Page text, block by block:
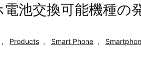
池交換可能機種の
, Products , Smart Phone ,